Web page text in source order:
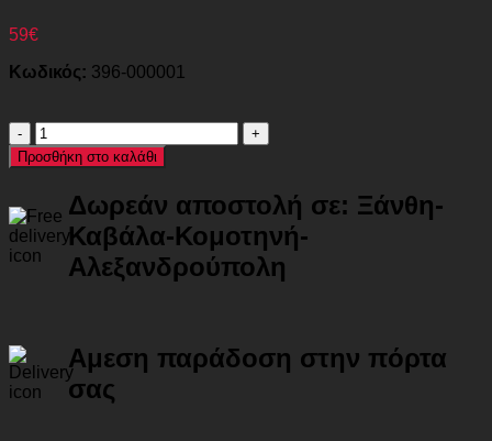
59€
Κωδικός: 396-000001
Ξαπλώστρα
παραλίας
Fevepe
βαρέως
τύπου
αλουμίνιο-
textilene
58.5x185x29.5εκ
ποσότητα
Προσθήκη στο καλάθι
Δωρεάν αποστολή σε: Ξάνθη-
Καβάλα-Κομοτηνή-
Αλεξανδρούπολη
Αμεση παράδοση στην πόρτα
σας